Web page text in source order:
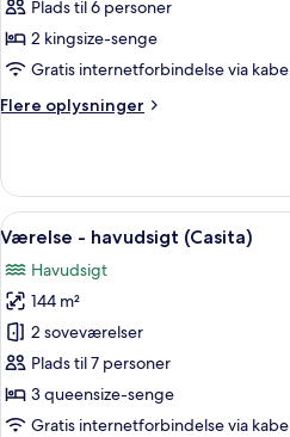
flere
senge
Plads til 6 personer
2 kingsize-senge
Gratis internetforbindelse via
Flere oplysninger
Flere
-
flere
senge
Indlæs
alle
billeder
af
Værelse
-
havudsigt
(Casita)
8
Værelse - havudsigt (Casita)
Havudsigt
144 m²
2 soveværelser
Plads til 7 personer
3 queensize-senge
Gratis internetforbindelse via